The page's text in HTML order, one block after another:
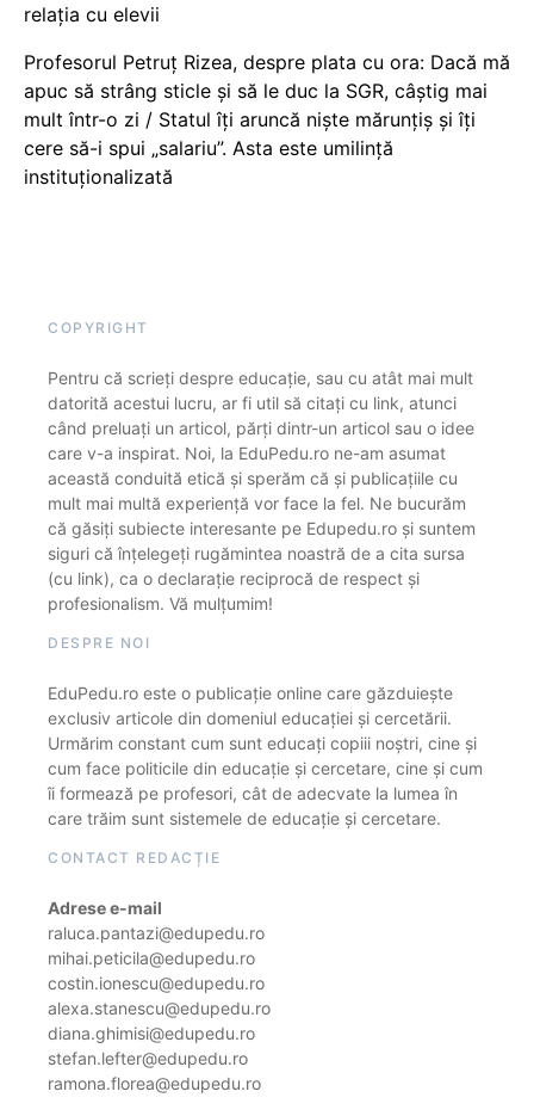
relația cu elevii
Profesorul Petruț Rizea, despre plata cu ora: Dacă mă
apuc să strâng sticle și să le duc la SGR, câștig mai
mult într-o zi / Statul îți aruncă niște mărunțiș și îți
cere să-i spui „salariu”. Asta este umilință
instituționalizată
COPYRIGHT
Pentru că scrieți despre educație, sau cu atât mai mult
datorită acestui lucru, ar fi util să citați cu link, atunci
când preluați un articol, părți dintr-un articol sau o idee
care v-a inspirat. Noi, la EduPedu.ro ne-am asumat
această conduită etică și sperăm că și publicațiile cu
mult mai multă experiență vor face la fel. Ne bucurăm
că găsiți subiecte interesante pe Edupedu.ro și suntem
siguri că înțelegeți rugămintea noastră de a cita sursa
(cu link), ca o declarație reciprocă de respect și
profesionalism. Vă mulțumim!
DESPRE NOI
EduPedu.ro este o publicație online care găzduiește
exclusiv articole din domeniul educației și cercetării.
Urmărim constant cum sunt educați copiii noștri, cine și
cum face politicile din educație și cercetare, cine și cum
îi formează pe profesori, cât de adecvate la lumea în
care trăim sunt sistemele de educație și cercetare.
CONTACT REDACȚIE
Adrese e-mail
raluca.pantazi@edupedu.ro
mihai.peticila@edupedu.ro
costin.ionescu@edupedu.ro
alexa.stanescu@edupedu.ro
diana.ghimisi@edupedu.ro
stefan.lefter@edupedu.ro
ramona.florea@edupedu.ro